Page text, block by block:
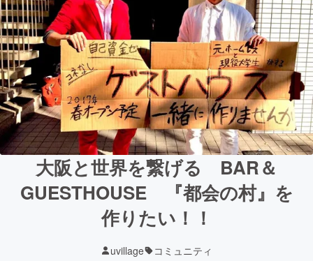
大阪と世界を繋げる BAR＆
GUESTHOUSE 『都会の村』を
作りたい！！
uvillage コミュニティ